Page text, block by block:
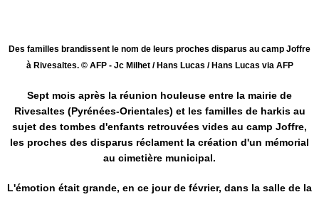
Des familles brandissent le nom de leurs proches disparus au camp Joffre
à Rivesaltes. © AFP - Jc Milhet / Hans Lucas / Hans Lucas via AFP
Sept mois après la réunion houleuse entre la mairie de
Rivesaltes (Pyrénées-Orientales) et les familles de harkis au
sujet des tombes d'enfants retrouvées vides au camp Joffre,
les proches des disparus réclament la création d'un mémorial
au cimetière municipal.
L'émotion était grande, en ce jour de février, dans la salle de la